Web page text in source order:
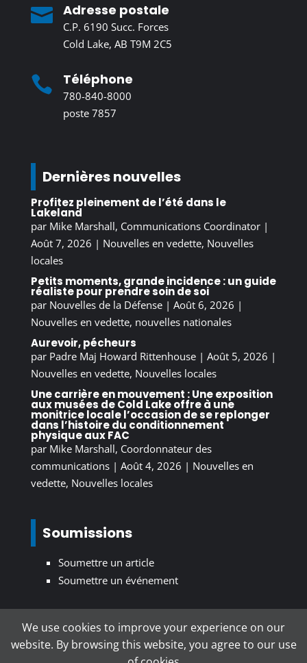
 Adresse postale
C.P. 6190 Succ. Forces
Cold Lake, AB T9M 2C5
 Téléphone
780-840-8000
poste 7857
Dernières nouvelles
Profitez pleinement de l’été dans le
Lakeland
par Mike Marshall, Communications Coordinator|
Août 7, 2026 | Nouvelles en vedette, Nouvelles
locales
Petits moments, grande incidence : un guide
réaliste pour prendre soin de soi
par Nouvelles de la Défense| Août 6, 2026 |
Nouvelles en vedette, nouvelles nationales
Aurevoir, pécheurs
par Padre Maj Howard Rittenhouse| Août 5, 2026 |
Nouvelles en vedette, Nouvelles locales
Une carrière en mouvement : Une exposition
aux musées de Cold Lake offre à une
monitrice locale l’occasion de se replonger
dans l’histoire du conditionnement
physique aux FAC
par Mike Marshall, Coordonnateur des
communications| Août 4, 2026 | Nouvelles en
vedette, Nouvelles locales
Soumissions
Soumettre un article
Soumettre un événement
S’inscrire au bulletin d’information
We use cookies to improve your experience on our
website. By browsing this website, you agree to our use